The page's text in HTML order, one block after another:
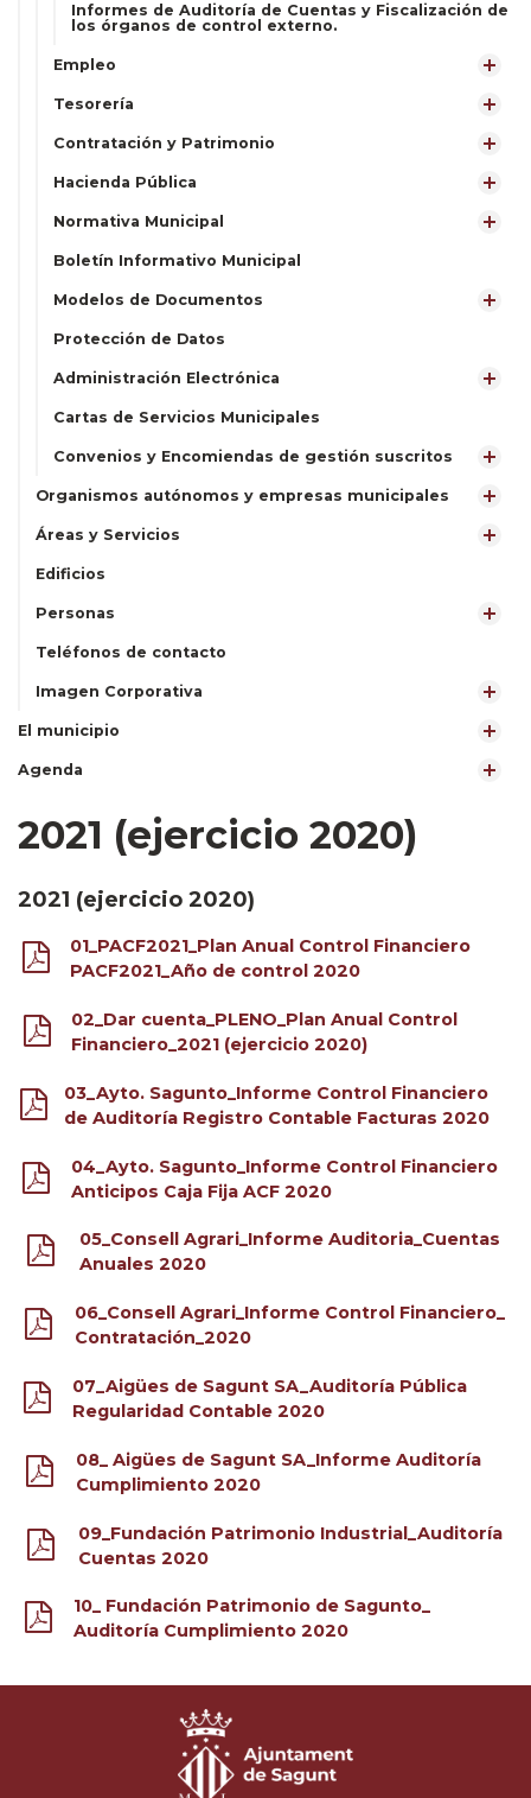
Informes de Auditoría de Cuentas y Fiscalización de
los órganos de control externo.
Empleo
Tesorería
Contratación y Patrimonio
Hacienda Pública
Normativa Municipal
Boletín Informativo Municipal
Modelos de Documentos
Protección de Datos
Administración Electrónica
Cartas de Servicios Municipales
Convenios y Encomiendas de gestión suscritos
Organismos autónomos y empresas municipales
Áreas y Servicios
Edificios
Personas
Teléfonos de contacto
Imagen Corporativa
El municipio
Agenda
2021 (ejercicio 2020)
2021 (ejercicio 2020)
01_PACF2021_Plan Anual Control Financiero
PACF2021_Año de control 2020
02_Dar cuenta_PLENO_Plan Anual Control
Financiero_2021 (ejercicio 2020)
03_Ayto. Sagunto_Informe Control Financiero
de Auditoría Registro Contable Facturas 2020
04_Ayto. Sagunto_Informe Control Financiero
Anticipos Caja Fija ACF 2020
05_Consell Agrari_Informe Auditoria_Cuentas
Anuales 2020
06_Consell Agrari_Informe Control Financiero_
Contratación_2020
07_Aigües de Sagunt SA_Auditoría Pública
Regularidad Contable 2020
08_ Aigües de Sagunt SA_Informe Auditoría
Cumplimiento 2020
09_Fundación Patrimonio Industrial_Auditoría
Cuentas 2020
10_ Fundación Patrimonio de Sagunto_
Auditoría Cumplimiento 2020